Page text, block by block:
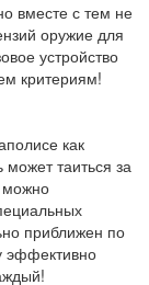
вместе с тем не
оружие для
устройство
критериям!
как
может таиться за
можно
приближен по
эффективно